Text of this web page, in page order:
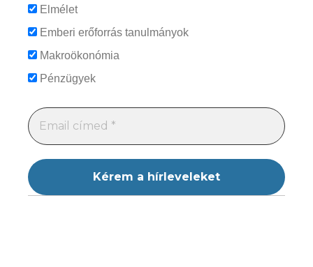
Elmélet
Emberi erőforrás tanulmányok
Makroökonómia
Pénzügyek